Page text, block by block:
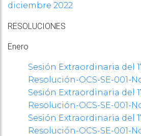
diciembre 2022
RESOLUCIONES
Enero
Sesión Extraordinaria del
Resolución-OCS-SE-001-
Sesión Extraordinaria del
Resolución-OCS-SE-001-
Sesión Extraordinaria del
Resolución-OCS-SE-001-